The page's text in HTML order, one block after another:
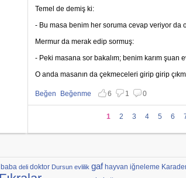
Temel de demiş ki:
- Bu masa benim her soruma cevap veriyor da
Mermur da merak edip sormuş:
- Peki masana sor bakalım; benim karım şuan
O anda masanın da çekmeceleri girip girip
Beğen
Beğenmekten vazgeç
Beğenme
Beğenmemekten vazgeç
6 1 0
1 2 3 4 5 6
baba deli doktor Dursun evlilik gaf hayvan iğneleme